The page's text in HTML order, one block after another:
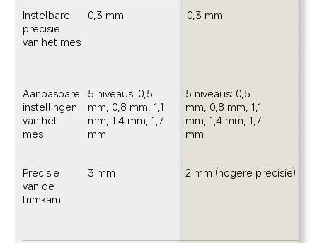
Instelbare
precisie
van het mes
0,3 mm 0,3 mm
Aanpasbare
instellingen
van het
mes
5 niveaus: 0,5
mm, 0,8 mm, 1,1
mm, 1,4 mm, 1,7
mm
5 niveaus: 0,5
mm, 0,8 mm, 1,1
mm, 1,4 mm, 1,7
mm
Precisie
van de
trimkam
3 mm 2 mm (hogere precisie)